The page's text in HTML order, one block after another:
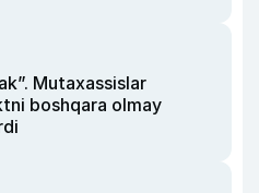
Mutaxassislar
boshqara olmay